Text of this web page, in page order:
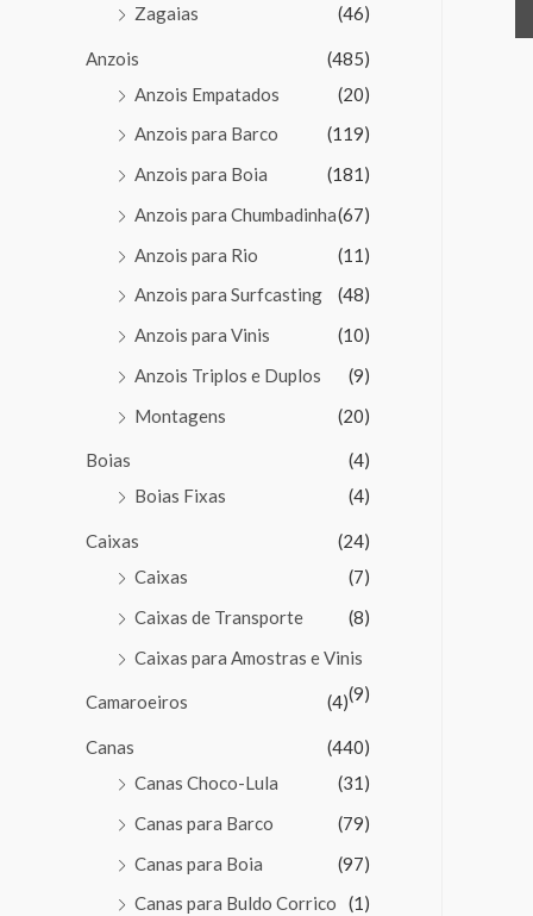
Zagaias
(46)
Anzois
(485)
Anzois Empatados
(20)
Anzois para Barco
(119)
Anzois para Boia
(181)
Anzois para Chumbadinha(67)
Anzois para Rio
(11)
Anzois para Surfcasting
(48)
Anzois para Vinis
(10)
Anzois Triplos e Duplos
(9)
Montagens
(20)
Boias
(4)
Boias Fixas
(4)
Caixas
(24)
Caixas
(7)
Caixas de Transporte
(8)
Caixas para Amostras e Vinis
(9)
Camaroeiros (4)
Canas
(440)
Canas Choco-Lula
(31)
Canas para Barco
(79)
Canas para Boia
(97)
Canas para Buldo Corrico
(1)